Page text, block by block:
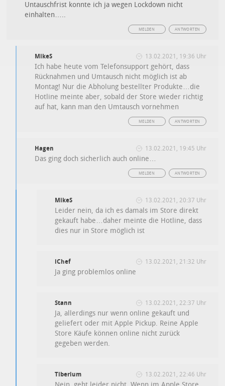
Untauschfrist konnte ich ja wegen Lockdown nicht
einhalten…..
ANTWORTEN
MELDEN
MikeS 13.02.2021, 19:36 Uhr
Ich habe heute vom Telefonsupport gehört, dass
Rücknahmen und Umtausch nicht möglich ist ab
Montag! Nur die Abholung bestellter Produkte…die
Hotline meinte aber, sobald der Store wieder richtig
auf hat, kann man den Umtausch vornehmen
ANTWORTEN
MELDEN
Hagen 13.02.2021, 19:45 Uhr
Das ging doch sicherlich auch online…
ANTWORTEN
MELDEN
MikeS 13.02.2021, 20:37 Uhr
Leider nein, da ich es damals im Store direkt
gekauft habe…daher meinte die Hotline, dass
dies nur in Store möglich ist
iChef 13.02.2021, 21:32 Uhr
Ja ging problemlos online
Stann 13.02.2021, 22:37 Uhr
Ja, allerdings nur wenn online gekauft und
geliefert oder mit Apple Pickup. Reine Apple
Store Käufe können online nicht zurück
gegeben werden.
Tiberium 13.02.2021, 22:46 Uhr